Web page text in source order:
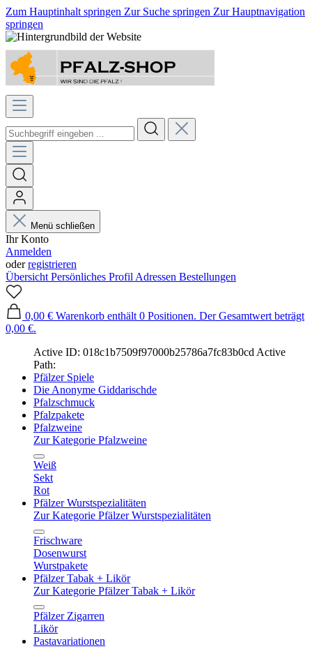
Zum Hauptinhalt springen Zur Suche springen Zur Hauptnavigation
springen
Menü schließen
Ihr Konto
Anmelden
oderregistrieren
Übersicht Persönliches Profil Adressen Bestellungen
0,00 € Warenkorb enthält 0 Positionen. Der Gesamtwert beträgt
0,00 €.
Active ID: 018c1b7509f97000b25786a7fc83b0cd Active
Path:
Pfälzer Spiele
Die Anonyme Giddarischde
Pfalzschmuck
Pfalzpakete
Pfalzweine
Zur Kategorie Pfalzweine
Weiß
Sekt
Rot
Pfälzer Wurstspezialitäten
Zur Kategorie Pfälzer Wurstspezialitäten
Frischware
Dosenwurst
Wurstpakete
Pfälzer Tabak + Likör
Zur Kategorie Pfälzer Tabak + Likör
Pfälzer Zigarren
Likör
Pastavariationen